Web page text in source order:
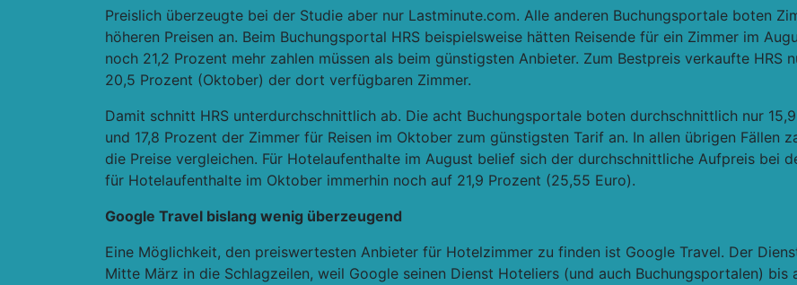
Preislich überzeugte bei der Studie aber nur Lastminute.com. Alle anderen Buchungsportale boten
höheren Preisen an. Beim Buchungsportal HRS beispielsweise hätten Reisende für ein Zimmer im
noch 21,2 Prozent mehr zahlen müssen als beim günstigsten Anbieter. Zum Bestpreis verkaufte HRS
20,5 Prozent (Oktober) der dort verfügbaren Zimmer.
Damit schnitt HRS unterdurchschnittlich ab. Die acht Buchungsportale boten durchschnittlich nur
und 17,8 Prozent der Zimmer für Reisen im Oktober zum günstigsten Tarif an. In allen übrigen Fällen
die Preise vergleichen. Für Hotelaufenthalte im August belief sich der durchschnittliche Aufpreis bei
für Hotelaufenthalte im Oktober immerhin noch auf 21,9 Prozent (25,55 Euro).
Google Travel bislang wenig überzeugend
Eine Möglichkeit, den preiswertesten Anbieter für Hotelzimmer zu finden ist Google Travel. Der
Mitte März in die Schlagzeilen, weil Google seinen Dienst Hoteliers (und auch Buchungsportalen)